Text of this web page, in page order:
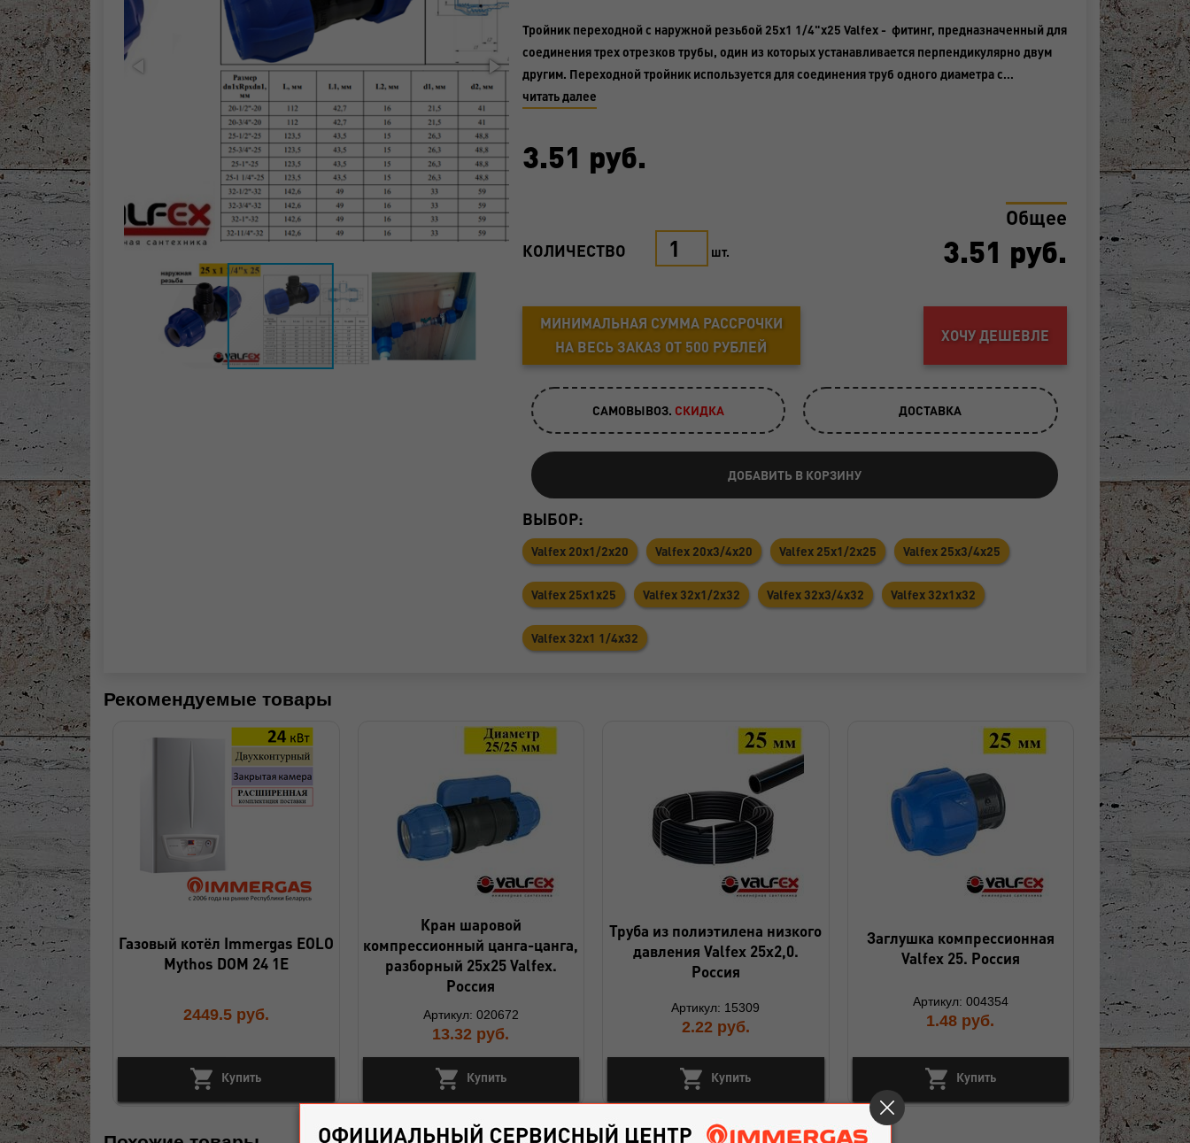
Тройник переходной с наружной резьбой 25x1 1/4"x25 Valfex - фитинг, предназначенный для
соединения трех отрезков трубы, один из которых устанавливается перпендикулярно двум
другим. Переходной тройник используется для соединения труб одного диаметра с…
читать далее
3.51 руб.
КОЛИЧЕСТВО шт.
Общее
3.51 руб.
МИНИМАЛЬНАЯ СУММА РАССРОЧКИ
НА ВЕСЬ ЗАКАЗ ОТ 500 РУБЛЕЙ
ХОЧУ ДЕШЕВЛЕ
САМОВЫВОЗ. CКИДКА ДОСТАВКА
ДОБАВИТЬ В КОРЗИНУ
ВЫБОР:
Valfex 20х1/2х20 Valfex 20х3/4х20 Valfex 25x1/2x25 Valfex 25x3/4x25
Valfex 25x1x25 Valfex 32х1/2х32 Valfex 32х3/4х32 Valfex 32х1х32
Valfex 32х1 1/4х32
Рекомендуемые товары
Газовый котёл Immergas EOLO
Mythos DOM 24 1E
2449.5 руб.
Купить
Кран шаровой
компрессионный цанга-цанга,
разборный 25х25 Valfex.
Россия
Артикул: 020672
13.32 руб.
Купить
Труба из полиэтилена низкого
давления Valfex 25х2,0.
Россия
Артикул: 15309
2.22 руб.
Купить
Заглушка компрессионная
Valfex 25. Россия
Артикул: 004354
1.48 руб.
Купить